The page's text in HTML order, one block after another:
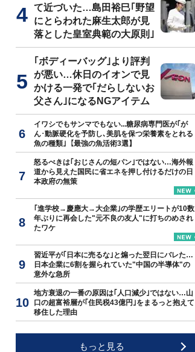
て近づいた…島田裕巳｢野望
にとらわれた麻生太郎が見
落とした皇室典範の大原則｣
｢ボディーバッグ｣より評判
が悪い…休日のイオンで見
かける一発で｢だらしないお
父さん｣になるNGアイテム
イワシでもサンマでもない...糖尿病専門医が｢が
ん･動脈硬化を予防し､美肌を保つ栄養素をとれる
魚の種類｣【最強の魚活術3選】
怒るべきは｢おじさんの短パン｣ではない…海外報
道から見えた国民に省エネを押し付けるだけの日
本政府の無策
｢進学校→慶應大→大企業｣の学歴エリートが10数
年ぶりに再会した"元不良の友人"に打ちのめされ
たワケ
習近平が｢日本に売るな｣と煽った翌日にバレた…
日本企業に6割を握られていた"中国の半導体"の
意外な急所
地方衰退の一番の原因は｢人口減少｣ではない…山
口の超富裕層が｢住民税43億円｣をまるっと抱えて
移住した理由
もっと見る